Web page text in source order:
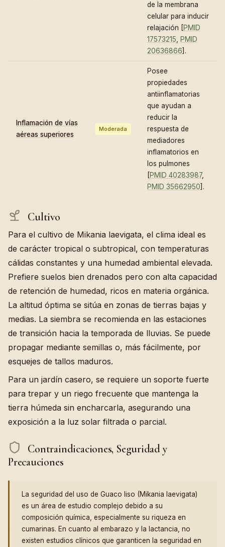
de la membrana
celular para inducir
relajación [PMID
17573215, PMID
20636866].
Inflamación de vías
aéreas superiores
Moderada
Posee
propiedades
antiinflamatorias
que ayudan a
reducir la
respuesta de
mediadores
inflamatorios en
los pulmones
[PMID 40283987,
PMID 35662950].
Cultivo
Para el cultivo de Mikania laevigata, el clima ideal es
de carácter tropical o subtropical, con temperaturas
cálidas constantes y una humedad ambiental elevada.
Prefiere suelos bien drenados pero con alta capacidad
de retención de humedad, ricos en materia orgánica.
La altitud óptima se sitúa en zonas de tierras bajas y
medias. La siembra se recomienda en las estaciones
de transición hacia la temporada de lluvias. Se puede
propagar mediante semillas o, más fácilmente, por
esquejes de tallos maduros.
Para un jardín casero, se requiere un soporte fuerte
para trepar y un riego frecuente que mantenga la
tierra húmeda sin encharcarla, asegurando una
exposición a la luz solar filtrada o parcial.
Contraindicaciones, Seguridad y
Precauciones
La seguridad del uso de Guaco liso (Mikania laevigata)
es un área de estudio complejo debido a su
composición química, especialmente su riqueza en
cumarinas. En cuanto al embarazo y la lactancia, no
existen estudios clínicos que garanticen la seguridad en